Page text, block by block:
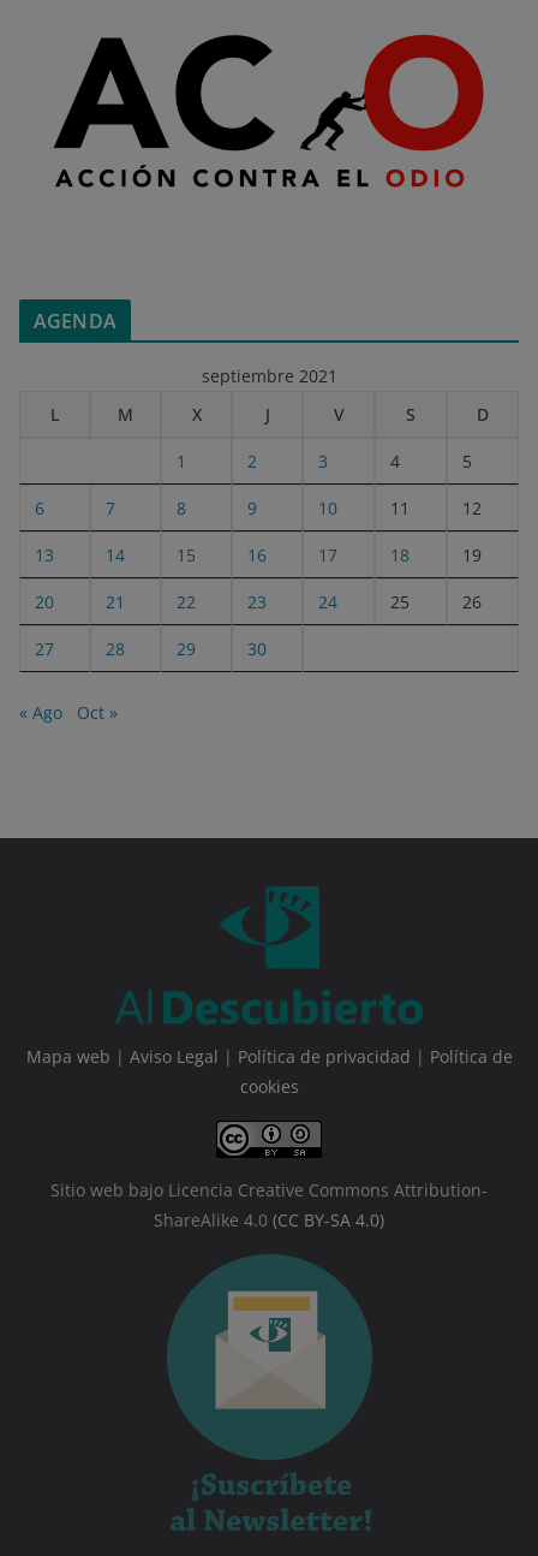
AGENDA
septiembre 2021
L
M X J V S D
1 2 3 4 5
6 7 8 9 10 11 12
13 14 15 16 17 18 19
20 21 22 23 24 25 26
27 28 29 30
« Ago Oct »
Mapa web | Aviso Legal | Política de privacidad | Política de
cookies
Sitio web bajo Licencia Creative Commons Attribution-
ShareAlike 4.0 (CC BY-SA 4.0)